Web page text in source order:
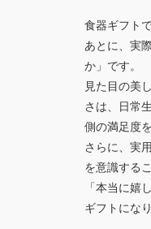
食器ギフト
あとに、実
か」です。
見た目の美
さ は、日常
側の満足度
さらに、実
を意識する
「本当に嬉
ギフトになり